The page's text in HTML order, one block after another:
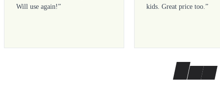
Will use again!”
kids. Great price too.”